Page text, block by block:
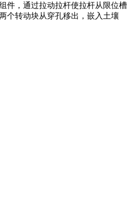
件，通过拉动拉杆使拉杆从限位槽
个转动块从穿孔移出，嵌入土壤